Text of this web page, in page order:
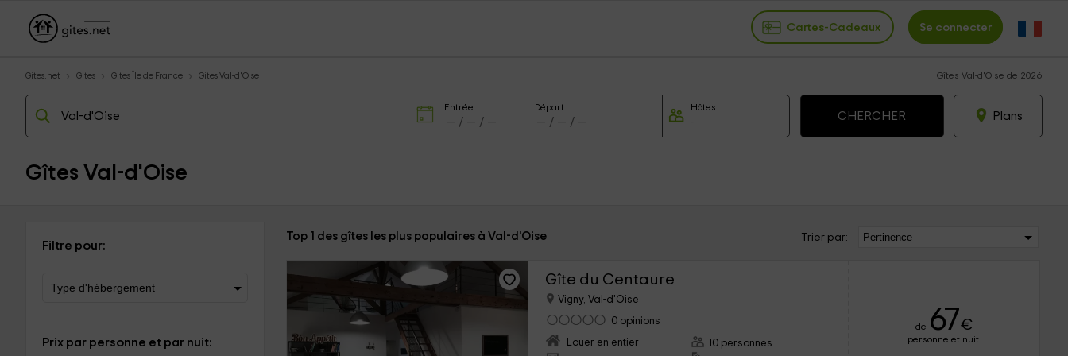
Cartes-Cadeaux Se connecter
Gites.net Gites Gites Île de France Gites Val-d'Oise Gîtes Val-d'Oise de 2026
Entrée Départ Hôtes
Plans
Gîtes Val-d'Oise
Filtre pour:
Prix par personne et par nuit:
Top 1 des gîtes les plus populaires à Val-d'Oise Trier par:
Gîte du Centaure
Vigny, Val-d'Oise
0 opinions
Louer en entier
10 personnes
de 67€
personne et nuit